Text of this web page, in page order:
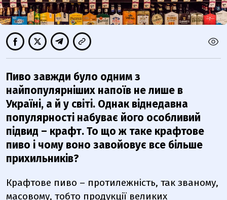
Пиво завжди було одним з
найпопулярніших напоїв не лише в
Україні, а й у світі. Однак віднедавна
популярності набуває його особливий
підвид – крафт. То що ж таке крафтове
пиво і чому воно завойовує все більше
прихильників?
Крафтове пиво – протилежність, так званому,
масовому, тобто продукції великих